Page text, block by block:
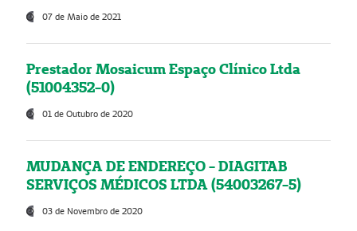
07 de Maio de 2021
Prestador Mosaicum Espaço Clínico Ltda
(51004352-0)
01 de Outubro de 2020
MUDANÇA DE ENDEREÇO - DIAGITAB
SERVIÇOS MÉDICOS LTDA (54003267-5)
03 de Novembro de 2020